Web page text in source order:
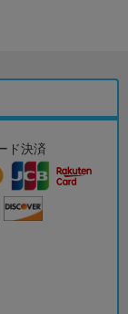
ド決済